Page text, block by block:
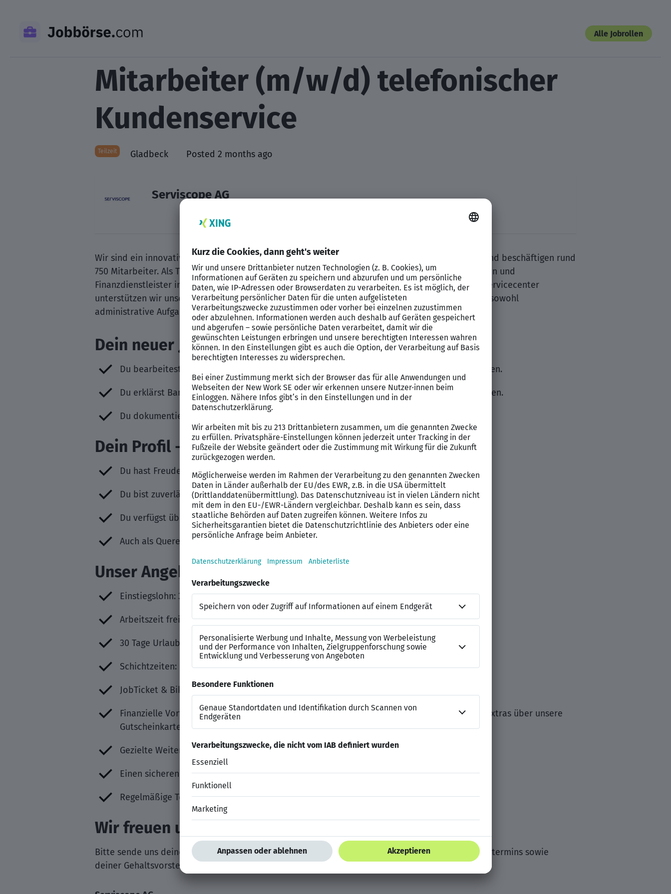
Alle Jobrollen
Mitarbeiter (m/w/d) telefonischer
Kundenservice
Teilzeit Gladbeck Posted 2 months ago
Serviscope AG
Wir sind ein innovativer Bankendienstleister innerhalb der genossenschaftlichen FinanzGruppe und beschäftigen rund
750 Mitarbeiter. Als Tochtergesellschaft der Atruvia AG bieten wir passgenaue Lösungen für Banken und
Finanzdienstleister im Privat- und Firmenkundengeschäft. Mit unserem leistungsstarken Kundenservicecenter
unterstützen wir unsere Partner in allen Bereichen des Kundengeschäfts. Dabei übernehmen wir sowohl
administrative Aufgaben als auch den direkten Kundenkontakt über Telefon, Chat und E-Mail.
Dein neuer Job bei uns
Du bearbeitest telefonische Kundenanfragen und unterstützt bei allgemeinen Servicethemen.
Du erklärst Bankprozesse verständlich und hilfst den Kunden, ihre Anliegen effizient zu klären.
Du dokumentierst Gespräche sorgfältig und hältst interne Vorgaben ein.
Dein Profil – Deine Stärken zählen
Du hast Freude am Kundenkontakt und arbeitest lösungsorientiert.
Du bist zuverlässig, belastbar und kannst Informationen gut strukturieren.
Du verfügst über sichere Deutschkenntnisse in Wort und Schrift.
Auch als Quereinsteiger bist Du bei uns willkommen.
Unser Angebot – Mehr als ein Arbeitsplatz
Einstiegslohn: 30.800 €/Teilzeit (35 Std./Woche) pro Jahr
Arbeitszeit frei wählbar: 20–35 Stunden pro Woche
30 Tage Urlaub
Schichtzeiten: Montag bis Sonntag 08 bis 20 Uhr
JobTicket & Bike-Leasing für nachhaltige Mobilität
Finanzielle Vorteile: Kinderbetreuungszuschuss, betriebliche Altersvorsorge & steuerfreie Extras über unsere
Gutscheinkarte-Karte zur freien Verfügung
Gezielte Weiterbildungsmöglichkeiten für deine persönliche und fachliche Entwicklung
Einen sicheren Arbeitsplatz mit Sinn und Spaß
Regelmäßige Team-Events & Firmenveranstaltungen für eine starke Gemeinschaft
Wir freuen uns auf deine Bewerbung!
Bitte sende uns deine vollständigen Bewerbungsunterlagen mit Angabe deines frühesten Eintrittstermins sowie
deiner Gehaltsvorstellung vorzugsweise